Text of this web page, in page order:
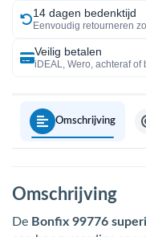
14 dagen bedenktijd
Eenvoudig retourneren
Veilig betalen
iDEAL, Wero, achteraf of
Omschrijving
Omschrijving
De Bonfix 99776